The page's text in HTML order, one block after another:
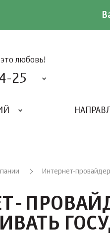
любовь!
25
Интернет-